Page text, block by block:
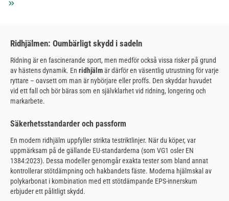
Ridhjälmen: Oumbärligt skydd i sadeln
Ridning är en fascinerande sport, men medför också vissa risker på grund
av hästens dynamik. En ridhjälmär därför en väsentlig utrustning för varje
ryttare – oavsett om man är nybörjare eller proffs. Den skyddar huvudet
vid ett fall och bör bäras som en självklarhet vid ridning, longering och
markarbete.
Säkerhetsstandarder och passform
En modern ridhjälm uppfyller strikta testriktlinjer. När du köper, var
uppmärksam på de gällande EU-standarderna (som VG1 osler EN
1384:2023). Dessa modeller genomgår exakta tester som bland annat
kontrollerar stötdämpning och hakbandets fäste. Moderna hjälmskal av
polykarbonat i kombination med ett stötdämpande EPS-innerskum
erbjuder ett pålitligt skydd.